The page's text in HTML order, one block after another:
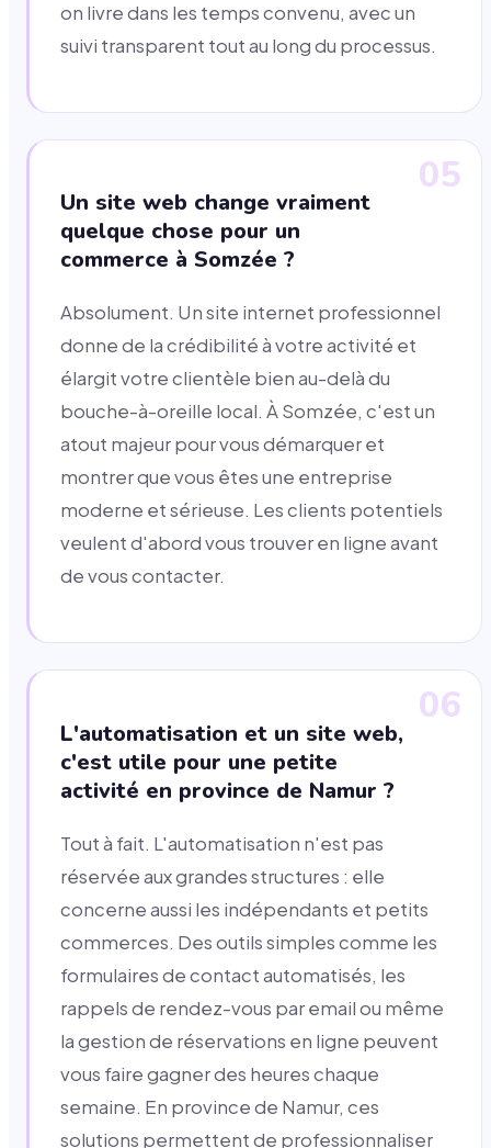
on livre dans les temps convenu, avec un
suivi transparent tout au long du processus.
05
Un site web change vraiment
quelque chose pour un
commerce à Somzée ?
Absolument. Un site internet professionnel
donne de la crédibilité à votre activité et
élargit votre clientèle bien au-delà du
bouche-à-oreille local. À Somzée, c'est un
atout majeur pour vous démarquer et
montrer que vous êtes une entreprise
moderne et sérieuse. Les clients potentiels
veulent d'abord vous trouver en ligne avant
de vous contacter.
06
L'automatisation et un site web,
c'est utile pour une petite
activité en province de Namur ?
Tout à fait. L'automatisation n'est pas
réservée aux grandes structures : elle
concerne aussi les indépendants et petits
commerces. Des outils simples comme les
formulaires de contact automatisés, les
rappels de rendez-vous par email ou même
la gestion de réservations en ligne peuvent
vous faire gagner des heures chaque
semaine. En province de Namur, ces
solutions permettent de professionnaliser